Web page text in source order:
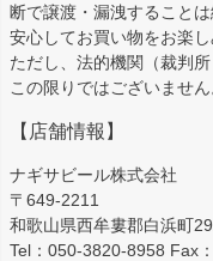
断で譲渡・漏洩することは
安心してお買い物をお楽し
ただし、法的機関（裁判
この限りではございません
【店舗情報】
ナギサビール株式会社
〒649-2211
和歌山県西牟婁郡白浜町
Tel：050-3820-8958 Fax